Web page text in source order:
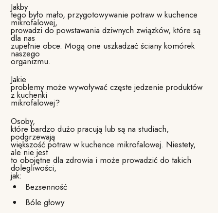
Jakby
tego było mało, przygotowywanie potraw w kuchence
mikrofalowej,
prowadzi do powstawania dziwnych związków, które są
dla nas
zupełnie obce. Mogą one uszkadzać ściany komórek
naszego
organizmu.
Jakie
problemy może wywoływać częste jedzenie produktów
z kuchenki
mikrofalowej?
Osoby,
które bardzo dużo pracują lub są na studiach,
podgrzewają
większość potraw w kuchence mikrofalowej. Niestety,
ale nie jest
to obojętne dla zdrowia i może prowadzić do takich
dolegliwości,
jak:
Bezsenność
Bóle głowy